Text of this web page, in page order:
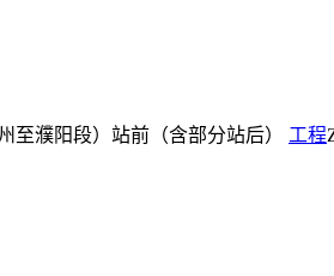
州至濮阳段）站前（含部分站后） 工程